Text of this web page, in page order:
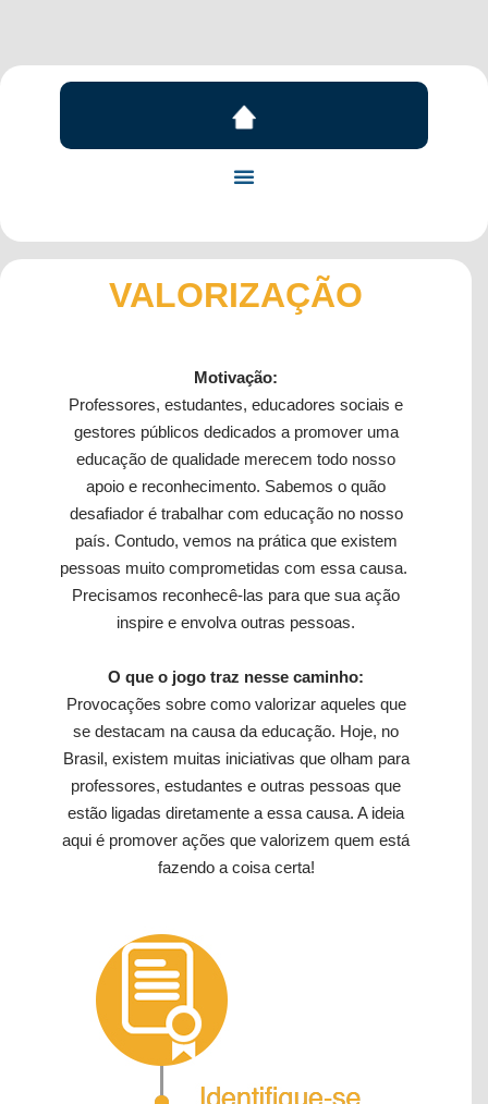
VALORIZAÇÃO
Motivação:
Professores, estudantes, educadores sociais e
gestores públicos dedicados a promover uma
educação de qualidade merecem todo nosso
apoio e reconhecimento. Sabemos o quão
desafiador é trabalhar com educação no nosso
país. Contudo, vemos na prática que existem
pessoas muito comprometidas com essa causa.
Precisamos reconhecê-las para que sua ação
inspire e envolva outras pessoas.
O que o jogo traz nesse caminho:
Provocações sobre como valorizar aqueles que
se destacam na causa da educação. Hoje, no
Brasil, existem muitas iniciativas que olham para
professores, estudantes e outras pessoas que
estão ligadas diretamente a essa causa. A ideia
aqui é promover ações que valorizem quem está
fazendo a coisa certa!